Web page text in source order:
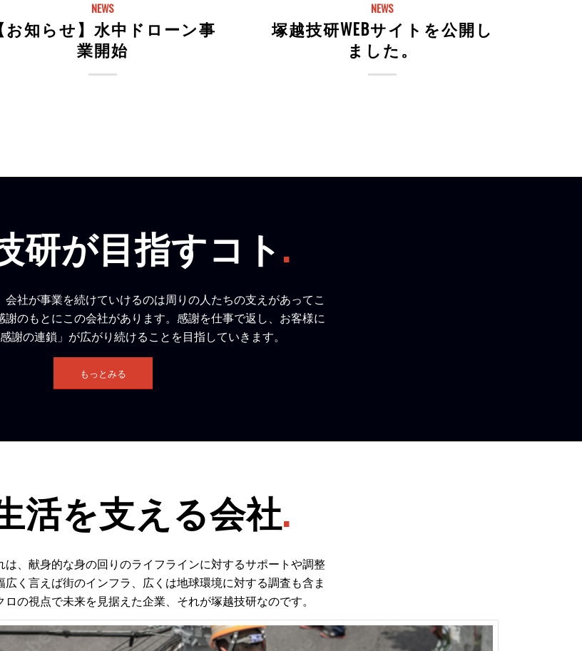
NEWS
お知らせ】水中ドローン事
業開始
NEWS
塚越技研WEBサイトを公開し
ました。
研が目指すコト.
会社が事業を続けていけるのは周りの人たちの支えがあってこ
謝のもとにこの会社があります。感謝を仕事で返し、お客様に
謝の連鎖」が広がり続けることを目指していきます。
もっとみる
活を支える会社.
は、献身的な身の回りのライフラインに対するサポートや調整
広く言えば街のインフラ、広くは地球環境に対する調査も含ま
の視点で未来を見据えた企業、それが塚越技研なのです。